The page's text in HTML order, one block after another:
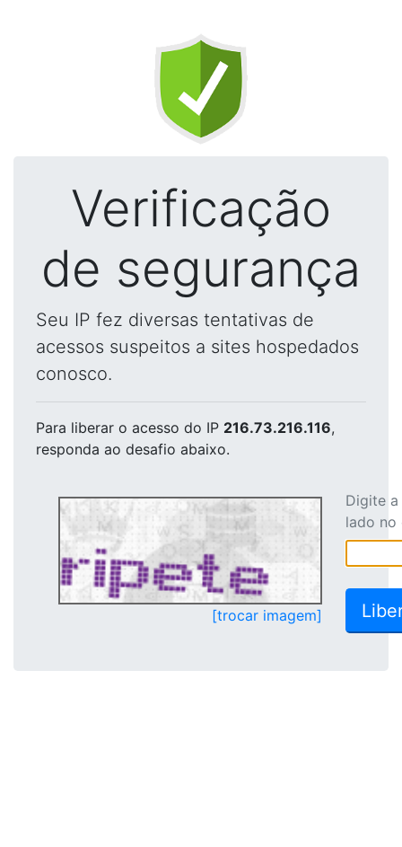
Verificação
de segurança
Seu IP fez diversas tentativas de
acessos suspeitos a sites hospedados
conosco.
Para liberar o acesso do IP 216.73.216.116,
responda ao desafio abaixo.
[trocar imagem]
Digite
lado no